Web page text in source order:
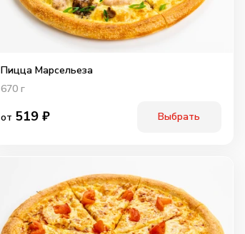
Пицца Марсельеза
670г
от 519 ₽ Выбрать